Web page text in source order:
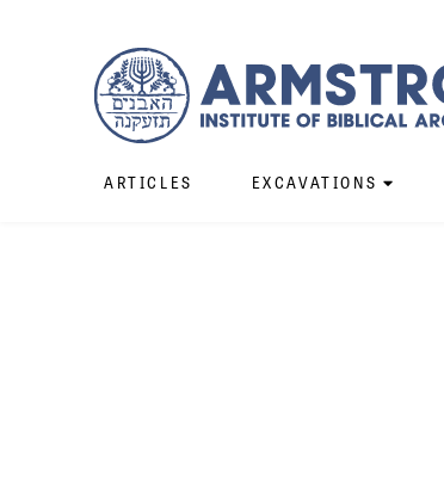
ARTICLES EXCAVATIONS